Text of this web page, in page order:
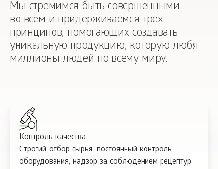
Мы стремимся быть совершенными
во всем и придерживаемся трех
принципов, помогающих создавать
уникальную продукцию, которую любят
миллионы людей по всему миру.
Контроль качества
Строгий отбор сырья, постоянный контроль
оборудования, надзор за соблюдением рецептур